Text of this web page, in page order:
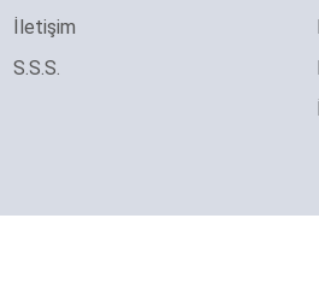
İletişim
S.S.S.